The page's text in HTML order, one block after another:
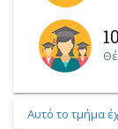
Αυτό το τμήμα